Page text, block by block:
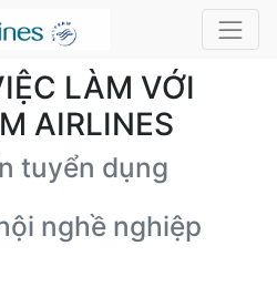
LÀM VỚI
AIRLINES
tuyển dụng
nghề nghiệp